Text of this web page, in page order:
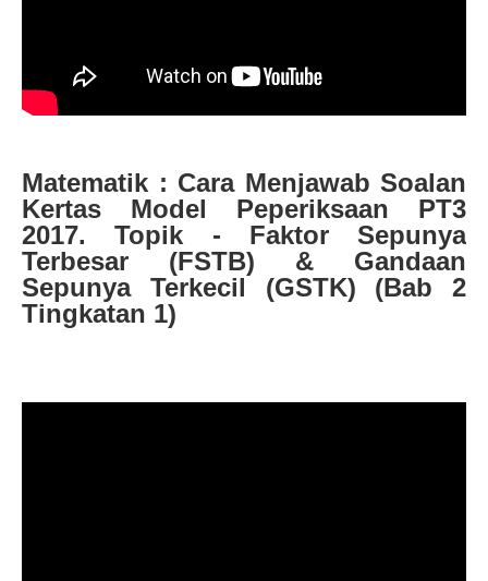
Matematik : Cara Menjawab Soalan
Kertas Model Peperiksaan PT3
2017. Topik - Faktor Sepunya
Terbesar (FSTB) & Gandaan
Sepunya Terkecil (GSTK) (Bab 2
Tingkatan 1)